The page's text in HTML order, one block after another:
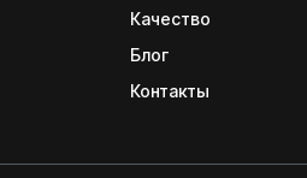
Контакты
Блог
Качество